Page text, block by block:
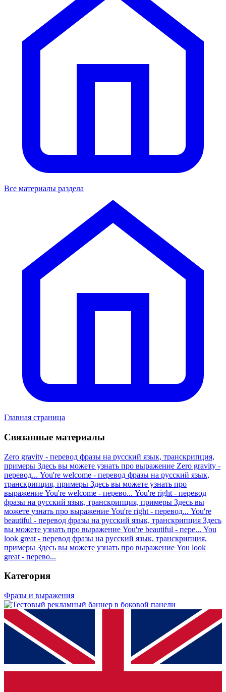
Все материалы раздела
Главная страница
Связанные материалы
Zero gravity - перевод фразы на русский язык, транскрипция,
примеры Здесь вы можете узнать про выражение Zero gravity -
перевод... You're welcome - перевод фразы на русский язык,
транскрипция, примеры Здесь вы можете узнать про
выражение You're welcome - перево... You're right - перевод
фразы на русский язык, транскрипция, примеры Здесь вы
можете узнать про выражение You're right - перевод... You're
beautiful - перевод фразы на русский язык, транскрипция Здесь
вы можете узнать про выражение You're beautiful - пере... You
look great - перевод фразы на русский язык, транскрипция,
примеры Здесь вы можете узнать про выражение You look
great - перево...
Категория
Фразы и выражения